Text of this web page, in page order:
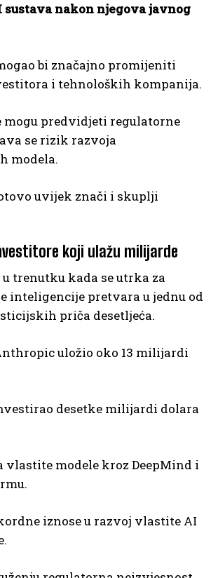
sustava nakon njegova javnog
bi značajno promijeniti
i tehnoloških kompanija.
predvidjeti regulatorne
se rizik razvoja
modela.
uvijek znači i skuplji
koji ulažu milijarde
trenutku kada se utrka za
inteligencije pretvara u jednu od
priča desetljeća.
uložio oko 13 milijardi
desetke milijardi dolara
vlastite modele kroz DeepMind i
iznose u razvoj vlastite AI